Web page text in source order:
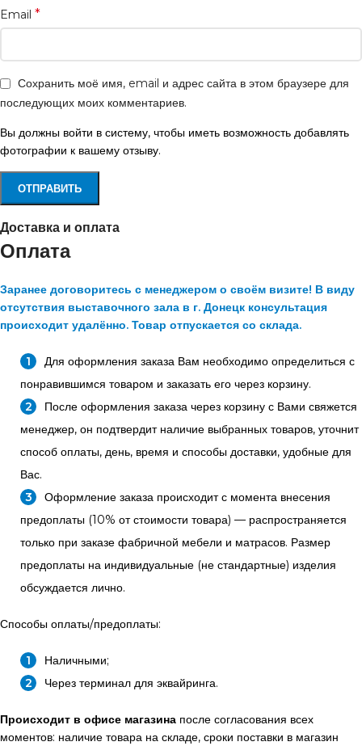
Email *
Сохранить моё имя, email и адрес сайта в этом браузере для
последующих моих комментариев.
Вы должны войти в систему, чтобы иметь возможность добавлять
фотографии к вашему отзыву.
Доставка и оплата
Оплата
Заранее договоритесь с менеджером о своём визите! В виду
отсутствия выставочного зала в г. Донецк консультация
происходит удалённо. Товар отпускается со склада.
Для оформления заказа Вам необходимо определиться с
понравившимся товаром и заказать его через корзину.
После оформления заказа через корзину с Вами свяжется
менеджер, он подтвердит наличие выбранных товаров, уточнит
способ оплаты, день, время и способы доставки, удобные для
Вас.
Оформление заказа происходит с момента внесения
предоплаты (10% от стоимости товара) — распространяется
только при заказе фабричной мебели и матрасов. Размер
предоплаты на индивидуальные (не стандартные) изделия
обсуждается лично.
Способы оплаты/предоплаты:
Наличными;
Через терминал для эквайринга.
Происходит в офисе магазина после согласования всех
моментов: наличие товара на складе, сроки поставки в магазин